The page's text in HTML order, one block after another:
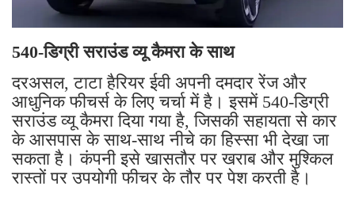
540-डिग्री सराउंड व्यू कैमरा के साथ
दरअसल, टाटा हैरियर ईवी अपनी दमदार रेंज और
आधुनिक फीचर्स के लिए चर्चा में है। इसमें 540-डिग्री
सराउंड व्यू कैमरा दिया गया है, जिसकी सहायता से कार
के आसपास के साथ-साथ नीचे का हिस्सा भी देखा जा
सकता है। कंपनी इसे खासतौर पर खराब और मुश्किल
रास्तों पर उपयोगी फीचर के तौर पर पेश करती है।